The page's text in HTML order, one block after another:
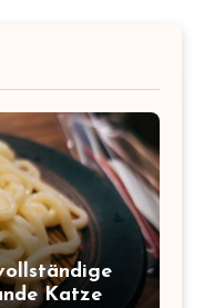
Katze